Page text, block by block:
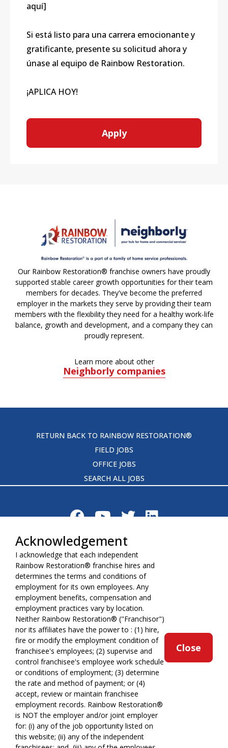
aquí]
Si está listo para una carrera emocionante y
gratificante, presente su solicitud ahora y
únase al equipo de Rainbow Restoration.
¡APLICA HOY!
Apply
Our Rainbow Restoration® franchise owners have proudly
supported stable career growth opportunities for their team
members for decades. They've become the preferred
employer in the markets they serve by providing their team
members with the flexibility they need for a healthy work-life
balance, growth and development, and a company they can
proudly represent.
Learn more about other
Neighborly companies
RETURN BACK TO RAINBOW RESTORATION®
FIELD JOBS
OFFICE JOBS
SEARCH ALL JOBS
TERMS OF USE
YOUR PRIVACY RIGHTS
ACCESSIBILITY
PRIVACY POLICY
DO NOT SELL MY INFO
*All independently owned and operated franchised businesses
operate under the service brands’ marks, trademarks, trade
names, logos, emblems, slogans, or other indicia of origin in
connection with the Rainbow Restoration® franchise system
within a specified geographical area. Only the independently
owned and operated franchised business shall have any
interaction with or authority for its business and make all
employment related decisions related to its franchised business.
Acknowledgement
I acknowledge that each independent
Rainbow Restoration® franchise hires and
determines the terms and conditions of
employment for its own employees. Any
employment benefits, compensation and
employment practices vary by location.
Neither Rainbow Restoration® ("Franchisor")
nor its affiliates have the power to : (1) hire,
fire or modify the employment condition of
franchisee's employees; (2) supervise and
control franchisee's employee work schedule
or conditions of employment; (3) determine
the rate and method of payment; or (4)
accept, review or maintain franchisee
employment records. Rainbow Restoration®
is NOT the employer and/or joint employer
for: (i) any of the job opportunity listed on
this website; (ii) any of the independent
Close